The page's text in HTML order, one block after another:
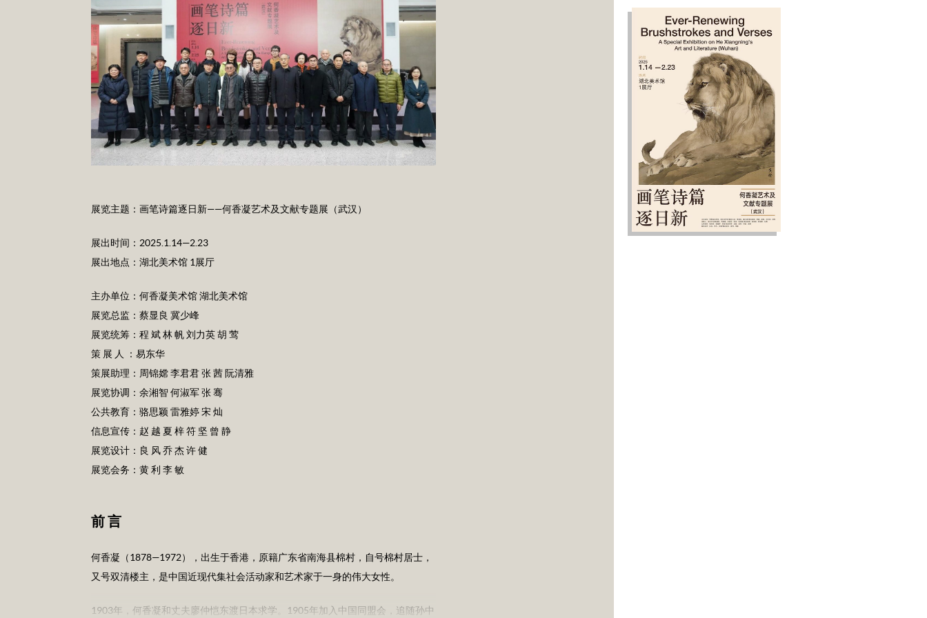
展览主题：画笔诗篇逐日新——何香凝艺术及文献专题展（武汉）
展出时间：2025.1.14—2.23
展出地点：湖北美术馆 1展厅
主办单位：何香凝美术馆 湖北美术馆
展览总监：蔡显良 冀少峰
展览统筹：程 斌 林 帆 刘力英 胡 莺
策 展 人 ：易东华
策展助理：周锦嫦 李君君 张 茜 阮清雅
展览协调：余湘智 何淑军 张 骞
公共教育：骆思颖 雷雅婷 宋 灿
信息宣传：赵 越 夏 梓 符 坚 曾 静
展览设计：良 风 乔 杰 许 健
展览会务：黄 利 李 敏
前 言
何香凝（1878—1972），出生于香港，原籍广东省南海县棉村，自号棉村居士，
又号双清楼主，是中国近现代集社会活动家和艺术家于一身的伟大女性。
1903年，何香凝和丈夫廖仲恺东渡日本求学。1905年加入中国同盟会，追随孙中